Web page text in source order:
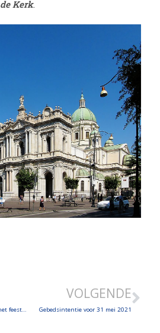
de Kerk.
Herbeluister de homilie op het feest van de Heilige Drievuldigheid
VOLGENDE
Gebedsintentie voor 31 mei 2021